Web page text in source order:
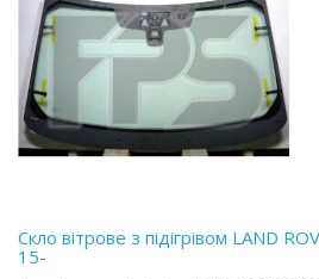
Скло вітрове з підігрівом LAND
15-